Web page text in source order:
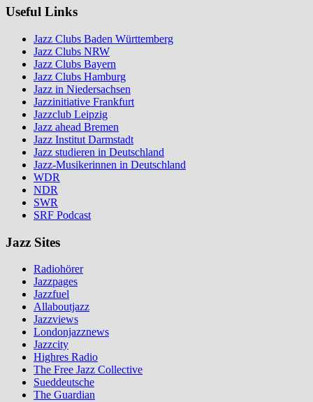
Useful Links
Jazz Clubs Baden Württemberg
Jazz Clubs NRW
Jazz Clubs Bayern
Jazz Clubs Hamburg
Jazz in Niedersachsen
Jazzinitiative Frankfurt
Jazzclub Leipzig
Jazz ahead Bremen
Jazz Institut Darmstadt
Jazz studieren in Deutschland
Jazz-Musikerinnen in Deutschland
WDR
NDR
SWR
SRF Podcast
Jazz Sites
Radiohörer
Jazzpages
Jazzfuel
Allaboutjazz
Jazzviews
Londonjazznews
Jazzcity
Highres Radio
The Free Jazz Collective
Sueddeutsche
The Guardian